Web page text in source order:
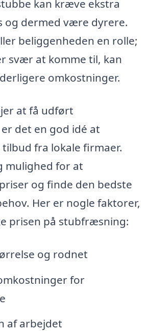
kan kræve ekstra
og dermed være dyrere.
beliggenheden en rolle;
svær at komme til, kan
omkostninger.
at få udført
det en god idé at
fra lokale firmaer.
mulighed for at
og finde den bedste
Her er nogle faktorer,
prisen på stubfræsning:
og rodnet
for
af arbejdet